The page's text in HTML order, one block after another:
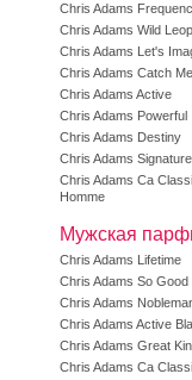
Chris Adams
Chris Adams Wild
Chris Adams Let's
Chris Adams Catch
Chris Adams Active
Chris Adams Powerful
Chris Adams Destiny
Chris Adams Signature
Chris Adams Ca
Homme
Мужская
Chris Adams Lifetime
Chris Adams So
Chris Adams
Chris Adams Active
Chris Adams Great
Chris Adams Ca